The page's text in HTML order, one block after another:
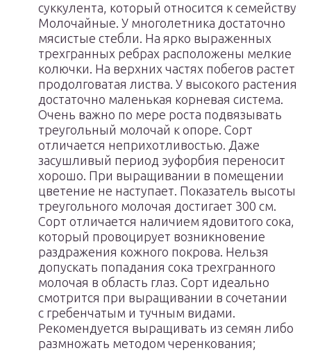
суккулента, который относится к семейству
Молочайные. У многолетника достаточно
мясистые стебли. На ярко выраженных
трехгранных ребрах расположены мелкие
колючки. На верхних частях побегов растет
продолговатая листва. У высокого растения
достаточно маленькая корневая система.
Очень важно по мере роста подвязывать
треугольный молочай к опоре. Сорт
отличается неприхотливостью. Даже
засушливый период эуфорбия переносит
хорошо. При выращивании в помещении
цветение не наступает. Показатель высоты
треугольного молочая достигает 300 см.
Сорт отличается наличием ядовитого сока,
который провоцирует возникновение
раздражения кожного покрова. Нельзя
допускать попадания сока трехгранного
молочая в область глаз. Сорт идеально
смотрится при выращивании в сочетании
с гребенчатым и тучным видами.
Рекомендуется выращивать из семян либо
размножать методом черенкования;